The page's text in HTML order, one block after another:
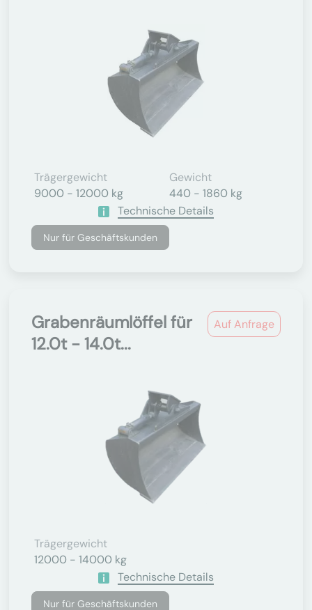
Trägergewicht
9000 - 12000 kg
Gewicht
440 - 1860 kg
Technische Details
Nur für Geschäftskunden
Auf Anfrage
Grabenräumlöffel für
12.0t - 14.0t...
Trägergewicht
12000 - 14000 kg
Technische Details
Nur für Geschäftskunden